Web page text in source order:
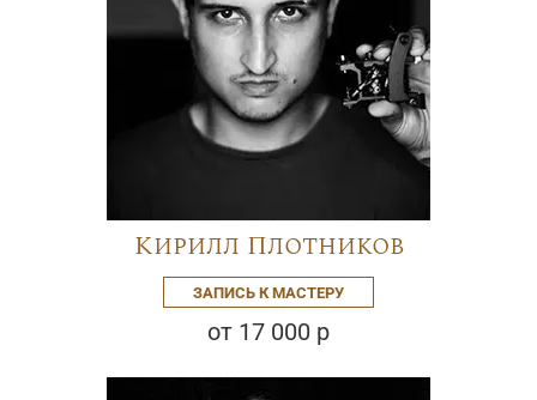
Кирилл Плотников
ЗАПИСЬ К МАСТЕРУ
от 17 000 р